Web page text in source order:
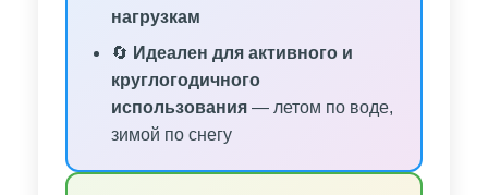
нагрузкам
🔄 Идеален для активного и
круглогодичного
использования — летом по воде,
зимой по снегу